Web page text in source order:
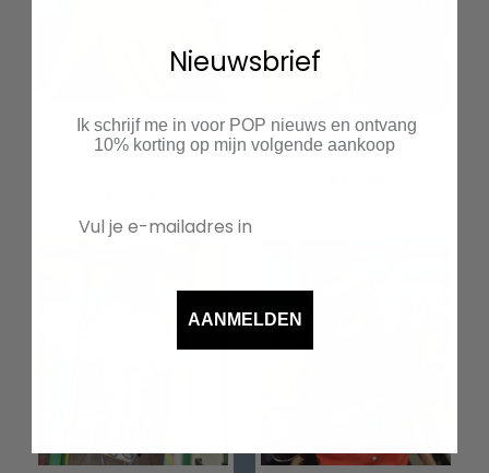
Geduldintolerant
regenboog 🌈 sweater
Nieuwsbrief
Ik schrijf me in voor POP nieuws en ontvang
10% korting op mijn volgende aankoop
AANMELDEN